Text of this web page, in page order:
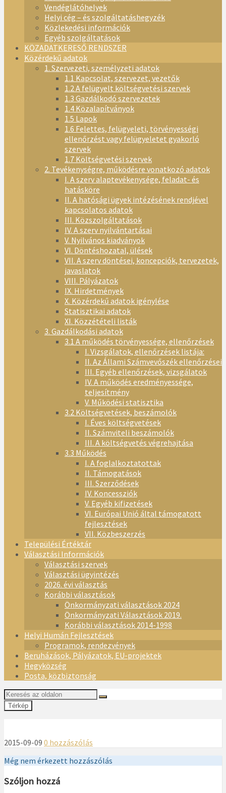
Vendéglátóhelyek
Helyi cég – és szolgáltatáshegyzék
Közlekedési információk
Egyéb szolgáltatások
KÖZADATKERESŐ RENDSZER
Közérdekű adatok
1. Szervezeti, személyzeti adatok
1.1 Kapcsolat, szervezet, vezetők
1.2 A felügyelt költségvetési szervek
1.3 Gazdálkodó szervezetek
1.4 Közalapítványok
1.5 Lapok
1.6 Felettes, felügyeleti, törvényességi
ellenőrzést vagy felügyeletet gyakorló
szervek
1.7 Költségvetési szervek
2. Tevékenységre, működésre vonatkozó adatok
I. A szerv alaptevékenysége, feladat- és
hatásköre
II. A hatósági ügyek intézésének rendjével
kapcsolatos adatok
III. Közszolgáltatások
IV. A szerv nyilvántartásai
V. Nyilvános kiadványok
VI. Döntéshozatal, ülések
VII. A szerv döntései, koncepciók, tervezetek,
javaslatok
VIII. Pályázatok
IX. Hirdetmények
X. Közérdekű adatok igénylése
Statisztikai adatok
XI. Közzétételi listák
3. Gazdálkodási adatok
3.1 A működés törvényessége, ellenőrzések
I. Vizsgálatok, ellenőrzések listája:
II. Az Állami Számvevőszék ellenőrzései
III. Egyéb ellenőrzések, vizsgálatok
IV. A működés eredményessége,
teljesítmény
V. Működési statisztika
3.2 Költségvetések, beszámolók
I. Éves költségvetések
II. Számviteli beszámolók
III. A költségvetés végrehajtása
3.3 Működés
I. A foglalkoztatottak
II. Támogatások
III. Szerződések
IV. Koncessziók
V. Egyéb kifizetések
VI. Európai Unió által támogatott
fejlesztések
VII. Közbeszerzés
Települési Értéktár
Választási Információk
Választási szervek
Választási ügyintézés
2026. évi választás
Korábbi választások
Önkormányzati választások 2024
Önkormányzati Választások 2019.
Korábbi választások 2014-1998
Helyi Humán Fejlesztések
Programok, rendezvények
Beruházások, Pályázatok, EU-projektek
Hegyközség
Posta, közbiztonság
Térkép
2015-09-09 0 hozzászólás
Még nem érkezett hozzászólás
Szóljon hozzá